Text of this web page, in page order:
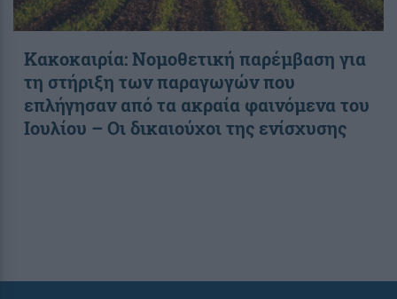
Κακοκαιρία: Νομοθετική παρέμβαση για
τη στήριξη των παραγωγών που
επλήγησαν από τα ακραία φαινόμενα του
Ιουλίου – Οι δικαιούχοι της ενίσχυσης